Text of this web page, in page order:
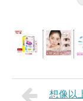
想像以